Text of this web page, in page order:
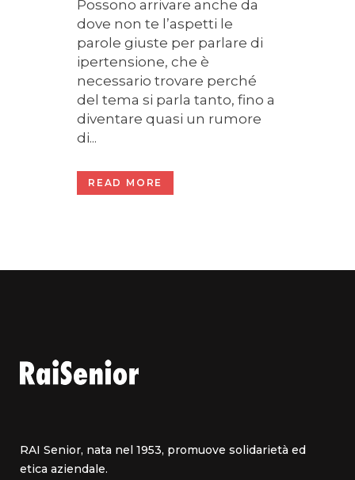
Possono arrivare anche da
dove non te l’aspetti le
parole giuste per parlare di
ipertensione, che è
necessario trovare perché
del tema si parla tanto, fino a
diventare quasi un rumore
di...
READ MORE
RAI Senior, nata nel 1953, promuove solidarietà ed
etica aziendale.